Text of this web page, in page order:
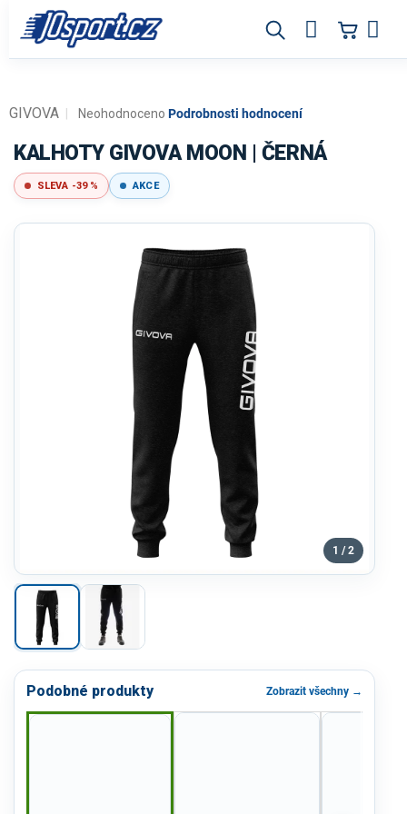
obsah
Průměrné
produktu
je
0,0
z
Neohodnoceno Podrobnosti hodnocení
GIVOVA
KALHOTY GIVOVA MOON | ČERNÁ
SLEVA -39 % AKCE
1 / 2
Podobné produkty Zobrazit všechny →